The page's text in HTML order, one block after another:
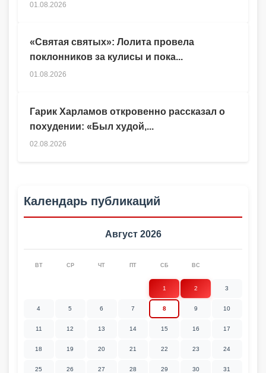
Гарик Харламов откровенно рассказал о
похудении: «Был худой,...
02.08.2026
01.08.2026
«Святая святых»: Лолита провела
поклонников за кулисы и пока...
01.08.2026
Календарь публикаций
Август 2026
ВТ СР ЧТ ПТ СБ ВС
1 2 3
4 5 6 7 8 9 10
11 12 13 14 15 16 17
18 19 20 21 22 23 24
25 26 27 28 29 30 31